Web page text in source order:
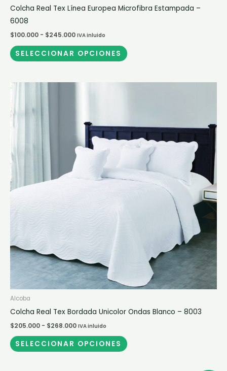
Colcha Real Tex Línea Europea Microfibra Estampada –
6008
$100.000 - $245.000 IVA inluido
SELECCIONAR OPCIONES
Alcoba
Colcha Real Tex Bordada Unicolor Ondas Blanco – 8003
$205.000 - $268.000
hasta
$268.000
IVA inluido
SELECCIONAR OPCIONES
múltiples
variantes.
opciones
se
producto